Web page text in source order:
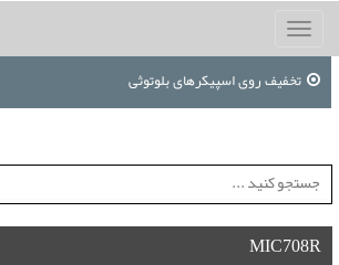
Toggle
navigation
تخفیف روی اسپیکرهای بلوتوثی
MIC708R